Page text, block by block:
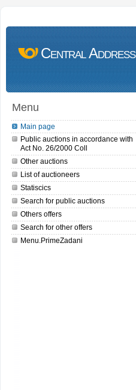
Central Address
Menu
Main page
Public auctions in accordance with
Act No. 26/2000 Coll
Other auctions
List of auctioneers
Statiscics
Search for public auctions
Others offers
Search for other offers
Menu.PrimeZadani